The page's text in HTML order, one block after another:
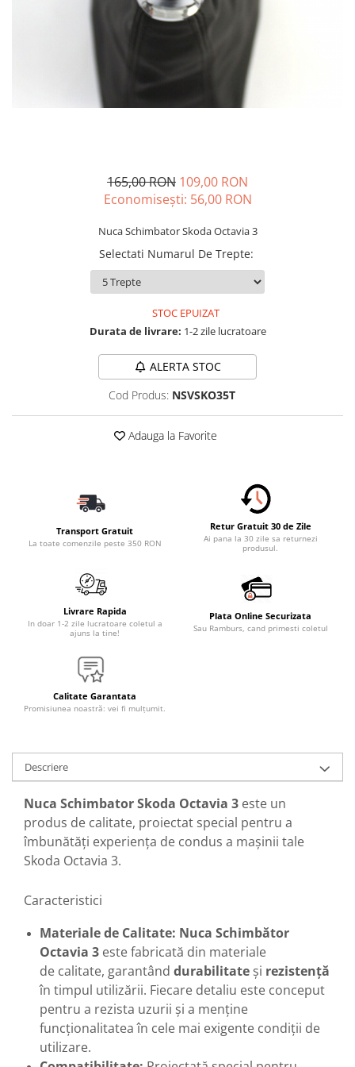
Accesorii Electronice Auto
Incarcatoare Auto
Accesorii pentru Roti si Anvelope
165,00 RON 109,00 RON
Economisești: 56,00 RON
Nuca Schimbator Skoda Octavia 3
Selectati Numarul De Trepte:
STOC EPUIZAT
Durata de livrare: 1-2 zile lucratoare
ALERTA STOC
Cod Produs: NSVSKO35T
Adauga la Favorite
Transport Gratuit
La toate comenzile peste 350 RON
Retur Gratuit 30 de Zile
Ai pana la 30 zile sa returnezi
produsul.
Livrare Rapida
In doar 1-2 zile lucratoare coletul a
ajuns la tine!
Plata Online Securizata
Sau Ramburs, cand primesti coletul
Calitate Garantata
Promisiunea noastră: vei fi mulțumit.
Descriere
Nuca Schimbator Skoda Octavia 3 este un
produs de calitate, proiectat special pentru a
îmbunătăți experiența de condus a mașinii tale
Skoda Octavia 3.
Caracteristici
Materiale de Calitate: Nuca Schimbător
Octavia 3 este fabricată din materiale
de calitate, garantând durabilitate și rezistență
în timpul utilizării. Fiecare detaliu este conceput
pentru a rezista uzurii și a menține
funcționalitatea în cele mai exigente condiții de
utilizare.